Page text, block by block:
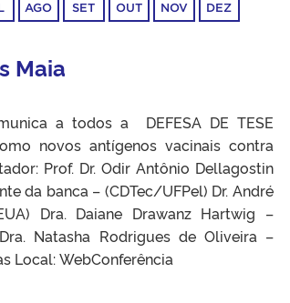
AGO SET OUT NOV DEZ
Maia
a todos a DEFESA DE TESE
novos antígenos vacinais contra
Prof. Dr. Odir Antônio Dellagostin
da banca – (CDTec/UFPel) Dr. André
Dra. Daiane Drawanz Hartwig –
Natasha Rodrigues de Oliveira –
Local: WebConferência